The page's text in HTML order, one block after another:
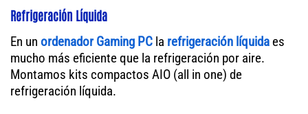
Refrigeración Líquida
En un ordenador Gaming PC la refrigeración líquida es
mucho más eficiente que la refrigeración por aire.
Montamos kits compactos AIO (all in one) de
refrigeración líquida.